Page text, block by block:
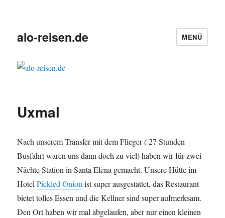
alo-reisen.de MENÜ
Uxmal
Nach unserem Transfer mit dem Flieger ( 27 Stunden
Busfahrt waren uns dann doch zu viel) haben wir für zwei
Nächte Station in Santa Elena gemacht. Unsere Hütte im
HotelPickled Onionist super ausgestattet, das Restaurant
bietet tolles Essen und die Kellner sind super aufmerksam.
Den Ort haben wir mal abgelaufen, aber nur einen kleinen